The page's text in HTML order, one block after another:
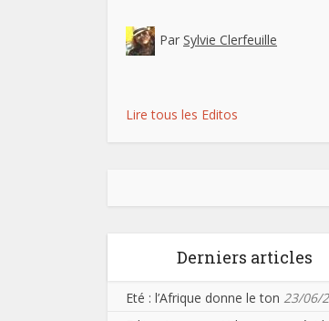
Par Sylvie Clerfeuille
Lire tous les Editos
Derniers articles
Eté : l’Afrique donne le ton 23/06/